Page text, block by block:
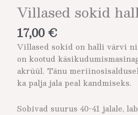
Villased sokid
17,00€
Villased sokid on halli värvi
on kootud
akrüül. Tänu
ka palja jala peal kandmiseks.
Sobivad suurus 40-41 jalale,